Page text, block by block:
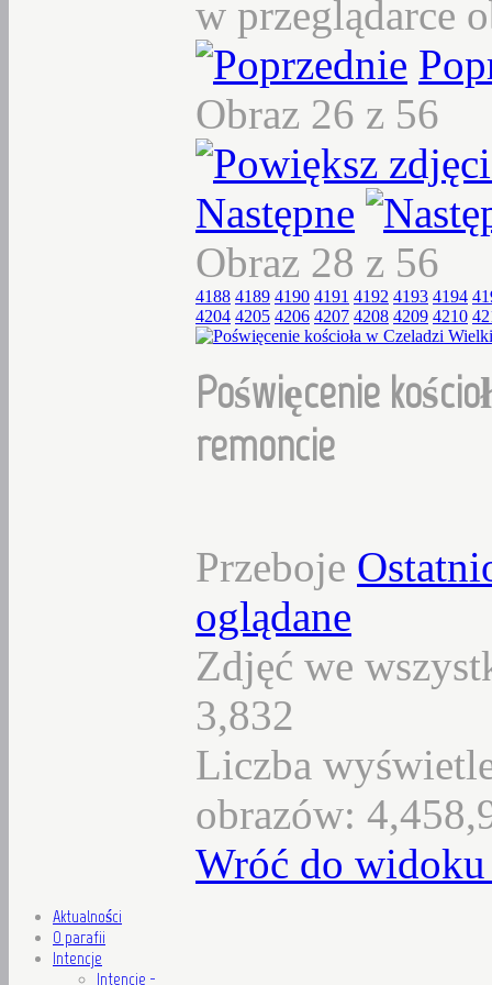
w przeglądarce
Obraz 26 z 56
Następne
Obraz 28 z 56
4188 4189 4190 4191 4192 4193 4194
4204 4205 4206 4207 4208 4209 4210
Poświęcenie
remoncie
Przeboje
oglądane
Zdjęć we
3,832
Liczba
obrazów:
Wróć do
Aktualności
O parafii
Intencje
Intencje -